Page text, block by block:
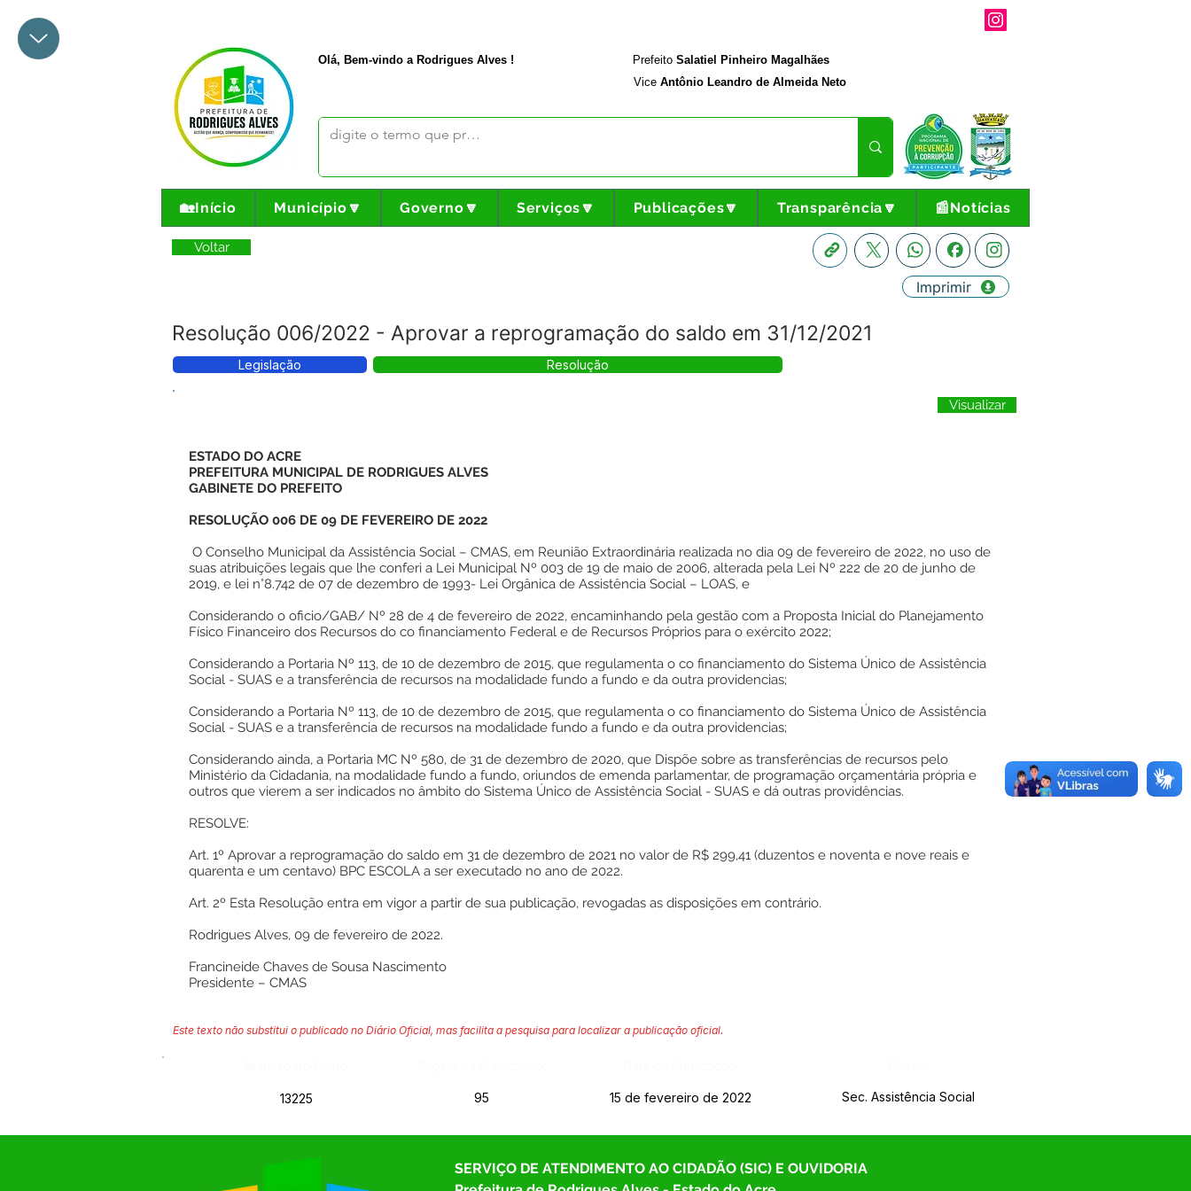
Olá, Bem-vindo a Rodrigues Alves ! Prefeito Salatiel Pinheiro Magalhães
Vice Antônio Leandro de Almeida Neto
🏡Início Município🔽 Governo🔽 Serviços🔽 Publicações🔽 Transparência🔽 📰Notícias
Voltar
Resolução 006/2022 - Aprovar a reprogramação do saldo em 31/12/2021
Imprimir
Legislação Resolução
Visualizar
ESTADO DO ACRE
PREFEITURA MUNICIPAL DE RODRIGUES ALVES
GABINETE DO PREFEITO
RESOLUÇÃO 006 DE 09 DE FEVEREIRO DE 2022
O Conselho Municipal da Assistência Social – CMAS, em Reunião Extraordinária realizada no dia 09 de fevereiro de 2022, no uso de
suas atribuições legais que lhe conferi a Lei Municipal Nº 003 de 19 de maio de 2006, alterada pela Lei Nº 222 de 20 de junho de
2019, e lei n°8.742 de 07 de dezembro de 1993- Lei Orgânica de Assistência Social – LOAS, e
Considerando o oficio/GAB/ Nº 28 de 4 de fevereiro de 2022, encaminhando pela gestão com a Proposta Inicial do Planejamento
Físico Financeiro dos Recursos do co financiamento Federal e de Recursos Próprios para o exército 2022;
Considerando a Portaria Nº 113, de 10 de dezembro de 2015, que regulamenta o co financiamento do Sistema Único de Assistência
Social - SUAS e a transferência de recursos na modalidade fundo a fundo e da outra providencias;
Considerando a Portaria Nº 113, de 10 de dezembro de 2015, que regulamenta o co financiamento do Sistema Único de Assistência
Social - SUAS e a transferência de recursos na modalidade fundo a fundo e da outra providencias;
Considerando ainda, a Portaria MC Nº 580, de 31 de dezembro de 2020, que Dispõe sobre as transferências de recursos pelo
Ministério da Cidadania, na modalidade fundo a fundo, oriundos de emenda parlamentar, de programação orçamentária própria e
outros que vierem a ser indicados no âmbito do Sistema Único de Assistência Social - SUAS e dá outras providências.
RESOLVE:
Art. 1º Aprovar a reprogramação do saldo em 31 de dezembro de 2021 no valor de R$ 299,41 (duzentos e noventa e nove reais e
quarenta e um centavo) BPC ESCOLA a ser executado no ano de 2022.
Art. 2º Esta Resolução entra em vigor a partir de sua publicação, revogadas as disposições em contrário.
Rodrigues Alves, 09 de fevereiro de 2022.
Francineide Chaves de Sousa Nascimento
Presidente – CMAS
Este texto não substitui o publicado no Diário Oficial, mas facilita a pesquisa para localizar a publicação oficial.
13225 95 15 de fevereiro de 2022 Sec. Assistência Social
SERVIÇO DE ATENDIMENTO AO CIDADÃO (SIC) E OUVIDORIA